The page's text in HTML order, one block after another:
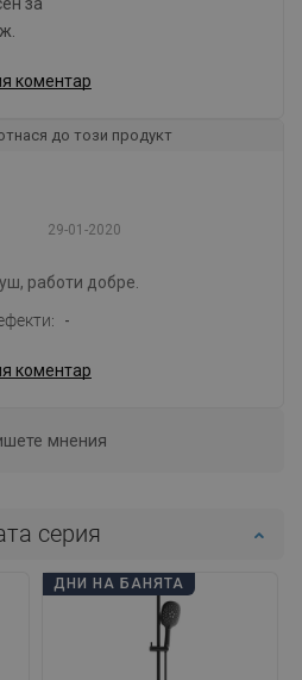
коментар
до този продукт
29-01-2020
работи добре.
-
коментар
мнения
серия
ДНИ НА БАНЯТА